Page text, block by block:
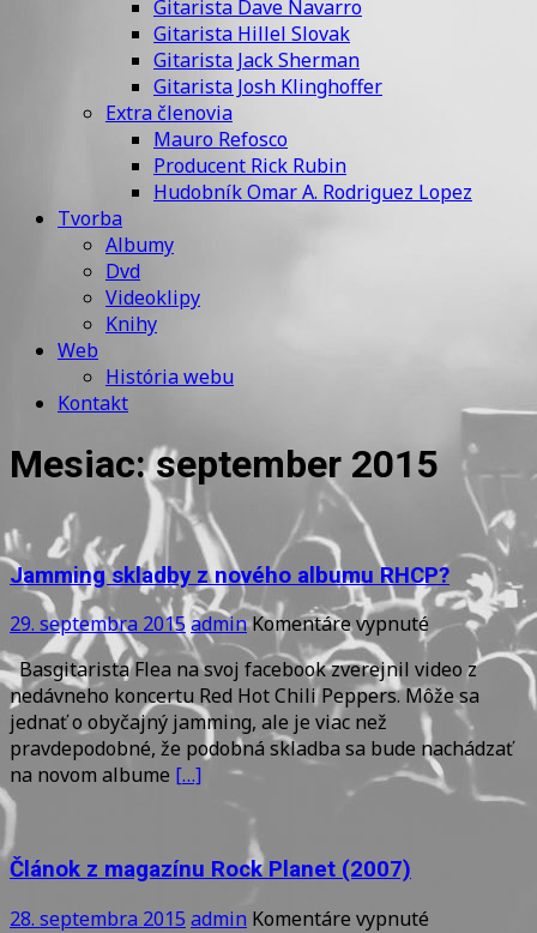
Gitarista Dave Navarro
Gitarista Hillel Slovak
Gitarista Jack Sherman
Gitarista Josh Klinghoffer
Extra členovia
Mauro Refosco
Producent Rick Rubin
Hudobník Omar A. Rodriguez Lopez
Tvorba
Albumy
Dvd
Videoklipy
Knihy
Web
História webu
Kontakt
Mesiac:september 2015
Jamming skladby z nového albumu RHCP?
29. septembra 2015admin Komentáre vypnuténa
Jamming
skladby
z
nového
albumu
RHCP?
Basgitarista Flea na svoj facebook zverejnil video z
nedávneho koncertu Red Hot Chili Peppers. Môže sa
jednať o obyčajný jamming, ale je viac než
pravdepodobné, že podobná skladba sa bude nachádzať
na novom albume […]
Článok z magazínu Rock Planet (2007)
28. septembra 2015 admin Komentáre vypnuté